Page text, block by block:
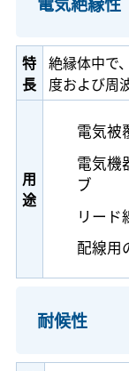
特
長
絶縁体中で
度および周
用
途
電気被
電気機
ブ
リード
配線用
耐候性